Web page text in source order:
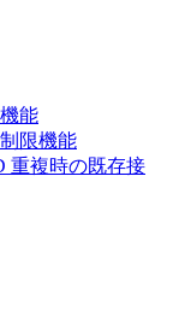
能
限機能
重複時の既存接